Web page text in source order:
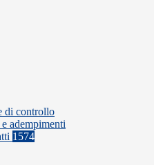
di controllo
adempimenti
1574